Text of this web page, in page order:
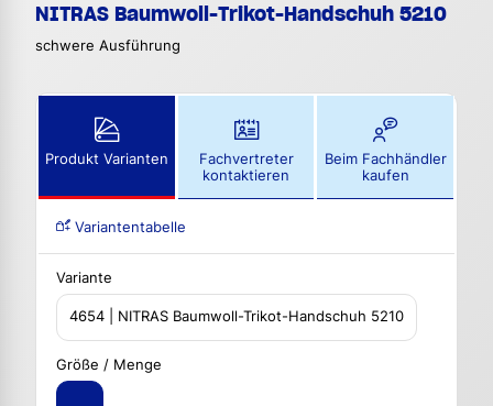
NITRAS Baumwoll-Trikot-Handschuh 5210
schwere Ausführung
Produkt Varianten
Fachvertreter
kontaktieren
Beim Fachhändler
kaufen
Variantentabelle
Variante
4654 | NITRAS Baumwoll-Trikot-Handschuh 5210
Größe / Menge